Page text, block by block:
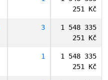
251 Kč
3
1 548 335
251 Kč
1
1 548 335
251 Kč